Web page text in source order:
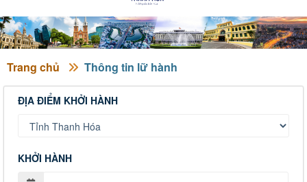
Trang chủ Thông tin lữ hành
ĐỊA ĐIỂM KHỞI HÀNH
KHỞI HÀNH